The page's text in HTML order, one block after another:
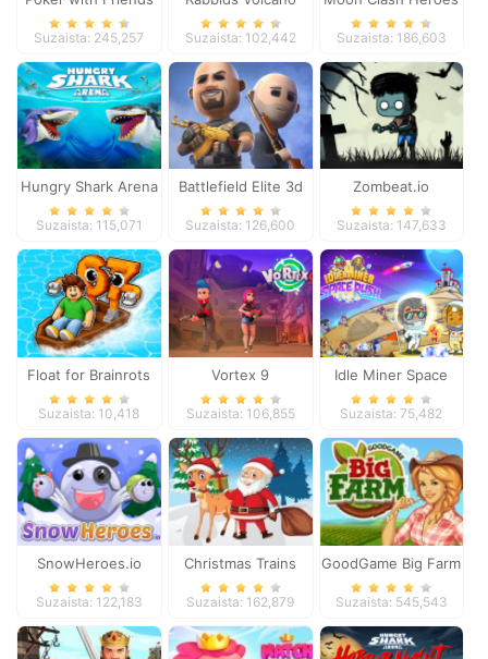
Suzaista: 245,257
Panic
Suzaista: 102,442 Suzaista: 186,603
Hungry Shark Arena
Suzaista: 115,071
Battlefield Elite 3d
Suzaista: 126,600
Zombeat.io
Suzaista: 147,633
Float for Brainrots
Suzaista: 10,418
Vortex 9
Suzaista: 106,855
Idle Miner Space
Rush
Suzaista: 75,482
SnowHeroes.io
Suzaista: 122,183
Christmas Trains
Suzaista: 162,879
GoodGame Big Farm
Suzaista: 545,543